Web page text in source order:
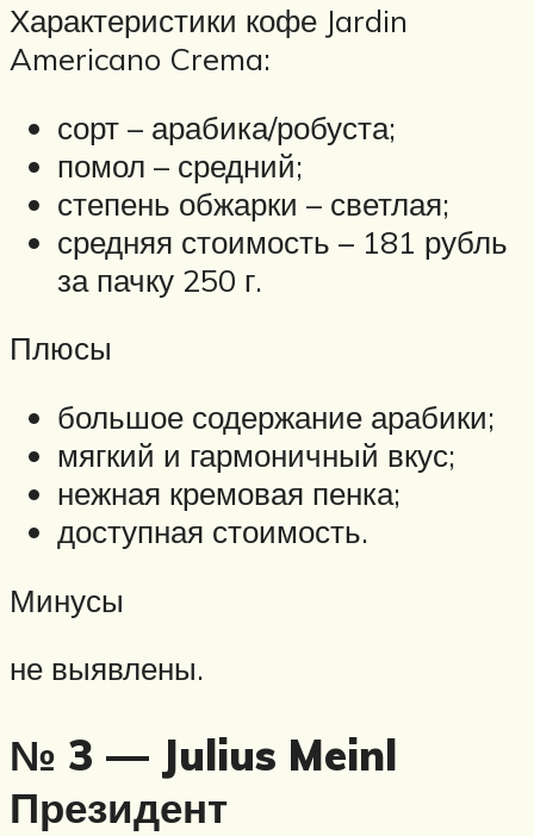
Характеристики кофе Jardin
Americano Crema:
сорт – арабика/робуста;
помол – средний;
степень обжарки – светлая;
средняя стоимость – 181 рубль
за пачку 250 г.
Плюсы
большое содержание арабики;
мягкий и гармоничный вкус;
нежная кремовая пенка;
доступная стоимость.
Минусы
не выявлены.
№ 3 — Julius Meinl
Президент